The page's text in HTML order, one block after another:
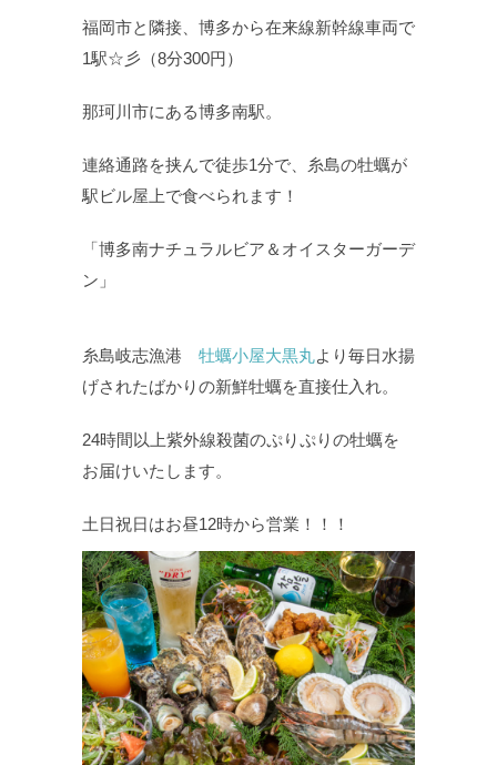
福岡市と隣接、博多から在来線新幹線車両で
1駅☆彡（8分300円）
那珂川市にある博多南駅。
連絡通路を挟んで徒歩1分で、糸島の牡蠣が
駅ビル屋上で食べられます！
「博多南ナチュラルビア＆オイスターガーデ
ン」
糸島岐志漁港 牡蠣小屋大黒丸より毎日水揚
げされたばかりの新鮮牡蠣を直接仕入れ。
24時間以上紫外線殺菌のぷりぷりの牡蠣を
お届けいたします。
土日祝日はお昼12時から営業！！！